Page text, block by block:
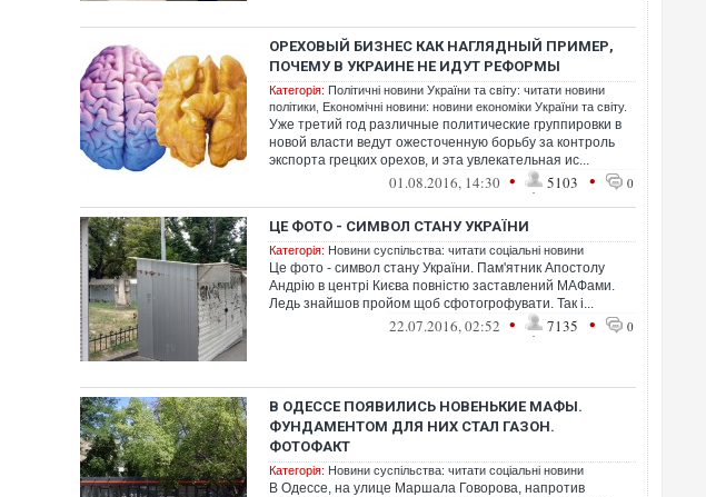
ОРЕХОВЫЙ БИЗНЕС КАК НАГЛЯДНЫЙ ПРИМЕР,
ПОЧЕМУ В УКРАИНЕ НЕ ИДУТ РЕФОРМЫ
Категорія: Політичні новини України та світу: читати новини
політики Економічні новини: новини економіки України та світу.
Уже третий год различные политические группировки в
новой власти ведут ожесточенную борьбу за контроль
экспорта грецких орехов, и эта увлекательная ис...
01.08.2016, 14:30 • 5103 • 0
ЦЕ ФОТО - СИМВОЛ СТАНУ УКРАЇНИ
Категорія: Новини суспільства: читати соціальні новини
Це фото - символ стану України. Пам'ятник Апостолу
Андрію в центрі Києва повністю заставлений МАФами.
Ледь знайшов пройом щоб сфотогрофувати. Так і...
22.07.2016, 02:52 • 7135 • 0
В ОДЕССЕ ПОЯВИЛИСЬ НОВЕНЬКИЕ МАФЫ.
ФУНДАМЕНТОМ ДЛЯ НИХ СТАЛ ГАЗОН.
ФОТОФАКТ
Категорія: Новини суспільства: читати соціальні новини
В Одессе, на улице Маршала Говорова, напротив